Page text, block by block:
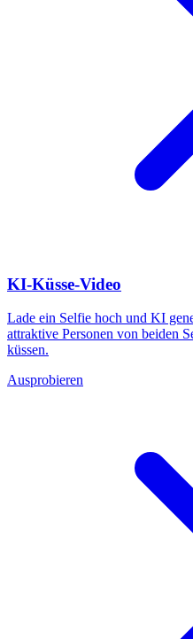
KI-Küsse-Video
Lade ein Selfie hoch und KI
attraktive Personen von beiden
küssen.
Ausprobieren